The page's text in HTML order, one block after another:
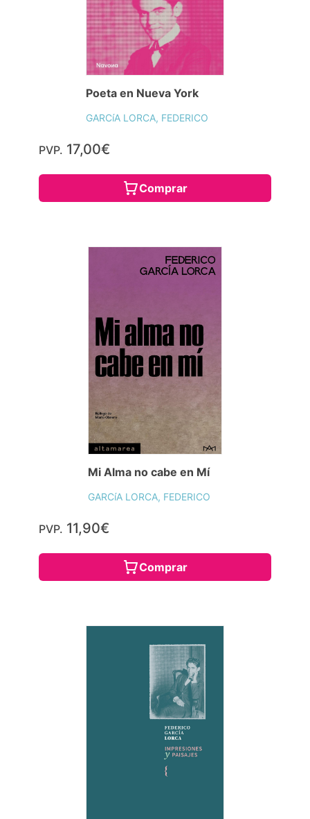
Poeta en Nueva York
GARCíA LORCA, FEDERICO
PVP. 17,00€
Comprar
Mi Alma no cabe en Mí
GARCíA LORCA, FEDERICO
PVP. 11,90€
Comprar